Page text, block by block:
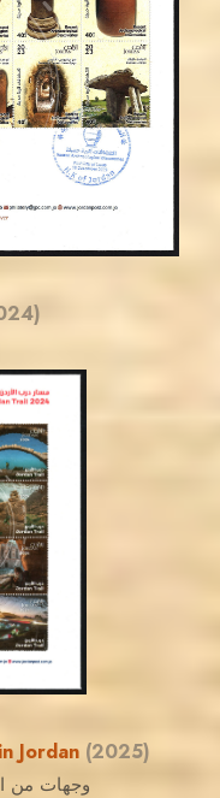
Jordan (2025)
وجهات من